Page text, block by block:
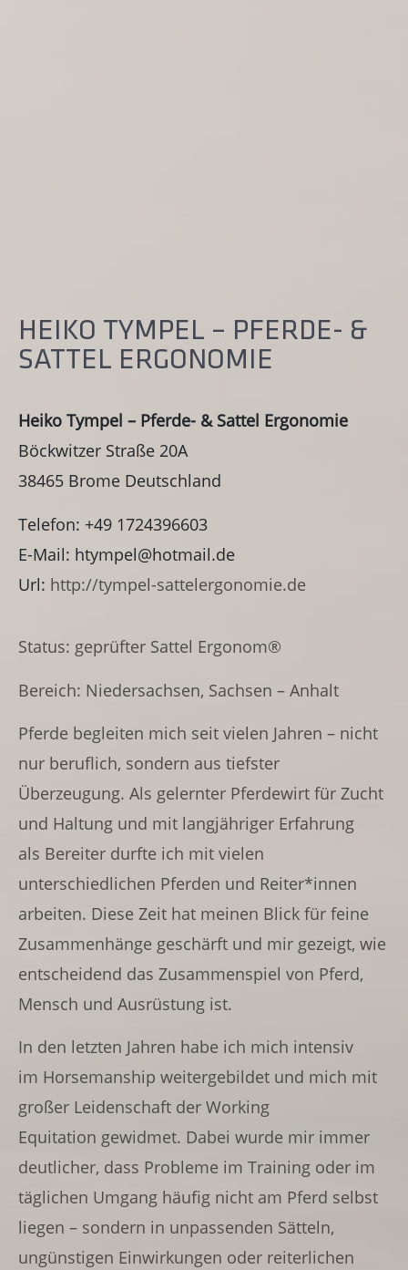
HEIKO TYMPEL – PFERDE- &
SATTEL ERGONOMIE
Heiko Tympel – Pferde- & Sattel Ergonomie
Böckwitzer Straße 20A
38465 Brome Deutschland
Telefon: +49 1724396603
E-Mail: htympel@hotmail.de
Url: http://tympel-sattelergonomie.de
Status: geprüfter Sattel Ergonom®
Bereich: Niedersachsen, Sachsen – Anhalt
Pferde begleiten mich seit vielen Jahren – nicht
nur beruflich, sondern aus tiefster
Überzeugung. Als gelernter Pferdewirt für Zucht
und Haltung und mit langjähriger Erfahrung
als Bereiter durfte ich mit vielen
unterschiedlichen Pferden und Reiter*innen
arbeiten. Diese Zeit hat meinen Blick für feine
Zusammenhänge geschärft und mir gezeigt, wie
entscheidend das Zusammenspiel von Pferd,
Mensch und Ausrüstung ist.
In den letzten Jahren habe ich mich intensiv
im Horsemanship weitergebildet und mich mit
großer Leidenschaft der Working
Equitation gewidmet. Dabei wurde mir immer
deutlicher, dass Probleme im Training oder im
täglichen Umgang häufig nicht am Pferd selbst
liegen – sondern in unpassenden Sätteln,
ungünstigen Einwirkungen oder reiterlichen